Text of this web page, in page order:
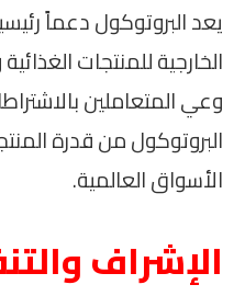
يعد البروتوكول دعماً
الخارجية للمنتجات
وعي المتعاملين
البروتوكول من قدرة
الأسواق العالمية.
الإشراف